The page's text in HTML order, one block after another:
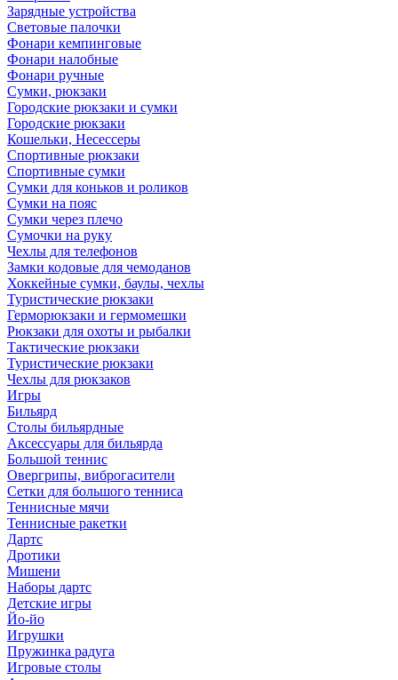
Зарядные устройства
Световые палочки
Фонари кемпинговые
Фонари налобные
Фонари ручные
Сумки, рюкзаки
Городские рюкзаки и сумки
Городские рюкзаки
Кошельки, Несессеры
Спортивные рюкзаки
Спортивные сумки
Сумки для коньков и роликов
Сумки на пояс
Сумки через плечо
Сумочки на руку
Чехлы для телефонов
Замки кодовые для чемоданов
Хоккейные сумки, баулы, чехлы
Туристические рюкзаки
Герморюкзаки и гермомешки
Рюкзаки для охоты и рыбалки
Тактические рюкзаки
Туристические рюкзаки
Чехлы для рюкзаков
Игры
Бильярд
Столы бильярдные
Аксессуары для бильярда
Большой теннис
Овергрипы, виброгасители
Сетки для большого тенниса
Теннисные мячи
Теннисные ракетки
Дартс
Дротики
Мишени
Наборы дартс
Детские игры
Йо-йо
Игрушки
Пружинка радуга
Игровые столы